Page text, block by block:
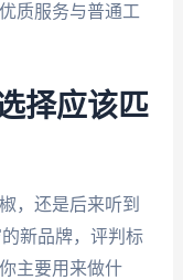
质服务与普通工
择应该匹
，还是后来听到
新品牌，评判标
主要用来做什